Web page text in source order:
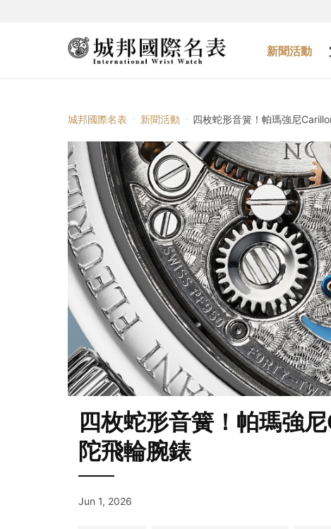
新聞活動
城邦國際名表 新聞活動 四枚蛇形音簧！帕瑪強尼
四枚蛇形音簧！帕瑪強
陀飛輪腕錶
Jun 1, 2026